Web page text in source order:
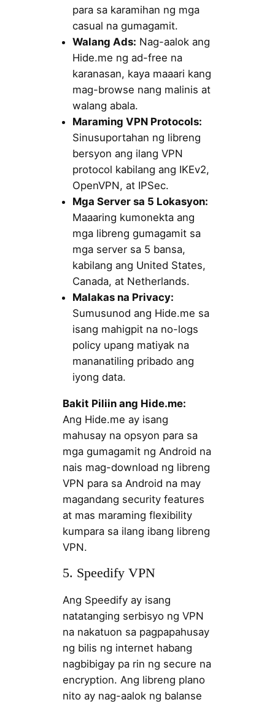
para sa karamihan ng mga
casual na gumagamit.
Walang Ads: Nag-aalok ang
Hide.me ng ad-free na
karanasan, kaya maaari kang
mag-browse nang malinis at
walang abala.
Maraming VPN Protocols:
Sinusuportahan ng libreng
bersyon ang ilang VPN
protocol kabilang ang IKEv2,
OpenVPN, at IPSec.
Mga Server sa 5 Lokasyon:
Maaaring kumonekta ang
mga libreng gumagamit sa
mga server sa 5 bansa,
kabilang ang United States,
Canada, at Netherlands.
Malakas na Privacy:
Sumusunod ang Hide.me sa
isang mahigpit na no-logs
policy upang matiyak na
mananatiling pribado ang
iyong data.
Bakit Piliin ang Hide.me:
Ang Hide.me ay isang
mahusay na opsyon para sa
mga gumagamit ng Android na
nais mag-download ng libreng
VPN para sa Android na may
magandang security features
at mas maraming flexibility
kumpara sa ilang ibang libreng
VPN.
5. Speedify VPN
Ang Speedify ay isang
natatanging serbisyo ng VPN
na nakatuon sa pagpapahusay
ng bilis ng internet habang
nagbibigay pa rin ng secure na
encryption. Ang libreng plano
nito ay nag-aalok ng balanse